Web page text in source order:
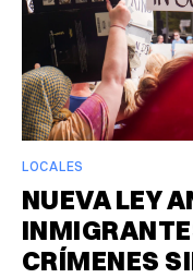
LOCALES
NUEVA LEY
CRÍMENES